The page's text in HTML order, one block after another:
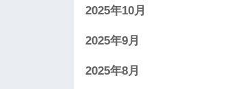
2025年10月
2025年9月
2025年8月